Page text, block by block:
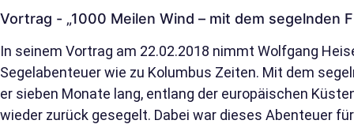
Vortrag - „1000 Meilen Wind – mit dem segelnden
In seinem Vortrag am 22.02.2018 nimmt Wolfgang
Segelabenteuer wie zu Kolumbus Zeiten. Mit dem
er sieben Monate lang, entlang der europäischen
wieder zurück gesegelt. Dabei war dieses Abenteuer